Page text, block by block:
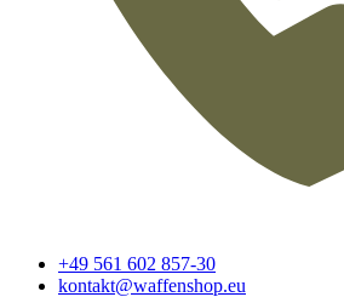
+49 561 602 857-30
kontakt@waffenshop.eu